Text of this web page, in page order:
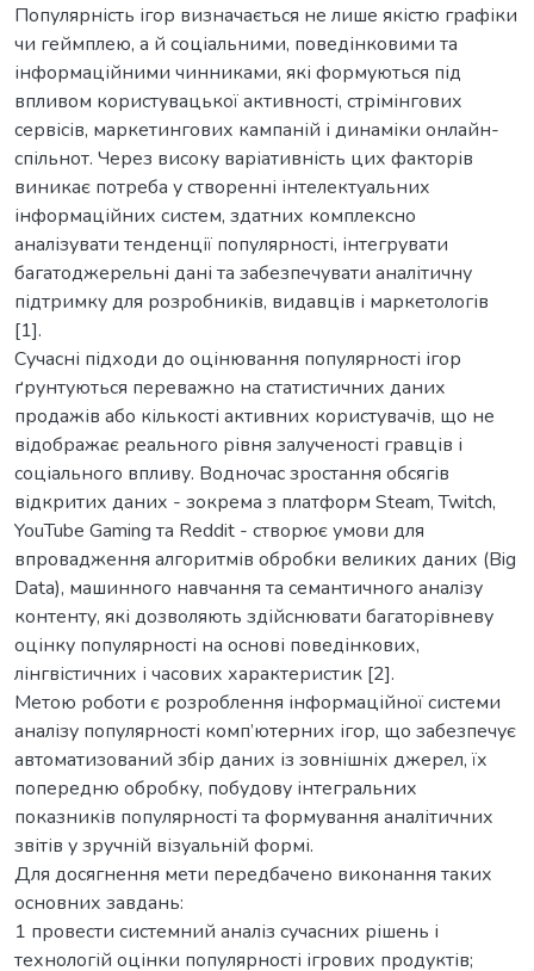
Популярність ігор визначається не лише якістю графіки
чи геймплею, а й соціальними, поведінковими та
інформаційними чинниками, які формуються під
впливом користувацької активності, стрімінгових
сервісів, маркетингових кампаній і динаміки онлайн-
спільнот. Через високу варіативність цих факторів
виникає потреба у створенні інтелектуальних
інформаційних систем, здатних комплексно
аналізувати тенденції популярності, інтегрувати
багатоджерельні дані та забезпечувати аналітичну
підтримку для розробників, видавців і маркетологів
[1].
Сучасні підходи до оцінювання популярності ігор
ґрунтуються переважно на статистичних даних
продажів або кількості активних користувачів, що не
відображає реального рівня залученості гравців і
соціального впливу. Водночас зростання обсягів
відкритих даних - зокрема з платформ Steam, Twitch,
YouTube Gaming та Reddit - створює умови для
впровадження алгоритмів обробки великих даних (Big
Data), машинного навчання та семантичного аналізу
контенту, які дозволяють здійснювати багаторівневу
оцінку популярності на основі поведінкових,
лінгвістичних і часових характеристик [2].
Метою роботи є розроблення інформаційної системи
аналізу популярності комп’ютерних ігор, що забезпечує
автоматизований збір даних із зовнішніх джерел, їх
попередню обробку, побудову інтегральних
показників популярності та формування аналітичних
звітів у зручній візуальній формі.
Для досягнення мети передбачено виконання таких
основних завдань:
1 провести системний аналіз сучасних рішень і
технологій оцінки популярності ігрових продуктів;